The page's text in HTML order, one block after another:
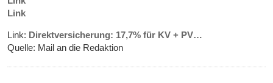
Link
Link: Direktversicherung: 17,7% für KV + PV…
Quelle: Mail an die Redaktion